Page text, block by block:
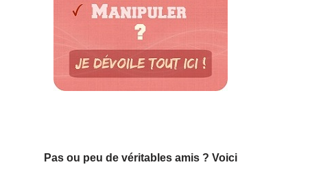
Pas ou peu de véritables amis ? Voici